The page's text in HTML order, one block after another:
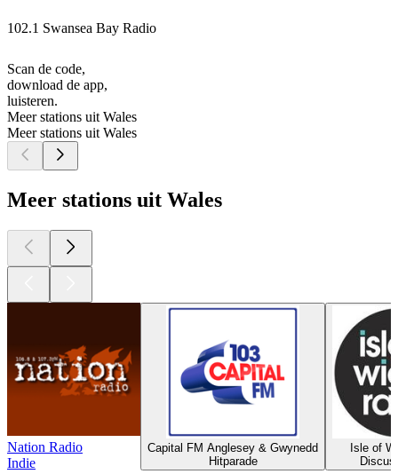
102.1 Swansea Bay Radio
Scan de code,
download de app,
luisteren.
Meer stations uit Wales
Meer stations uit Wales
Meer stations uit Wales
Nation Radio
Indie
Capital FM Anglesey & Gwynedd
Hitparade
Isle of